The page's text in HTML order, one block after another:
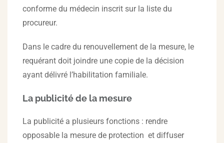
conforme du médecin inscrit sur la liste du
procureur.
Dans le cadre du renouvellement de la mesure, le
requérant doit joindre une copie de la décision
ayant délivré l’habilitation familiale.
La publicité de la mesure
La publicité a plusieurs fonctions : rendre
opposable la mesure de protection et diffuser